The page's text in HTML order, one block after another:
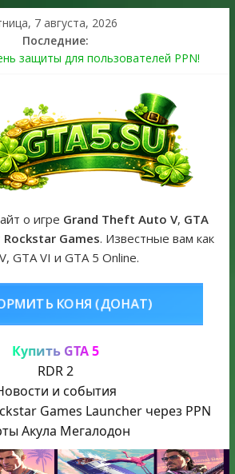
7 августа, 2026
Последние:
защиты для пользователей PPN!
выйдет в GTA Online уже 14 июля
Games Social Club ошибка #1.500.7:
аккаунт и войти без проблем в 2026
в GTA Online по программе
обложка игры и Предзаказ Grand Theft
о игре Grand Theft Auto V, GTA
Rockstar Games. Известные вам как
GTA VI и GTA 5 Online.
КУПИТЬ GTA 5
Купить GTA 5
RDR 2
и события
Games Launcher через PPN
Акула Мегалодон